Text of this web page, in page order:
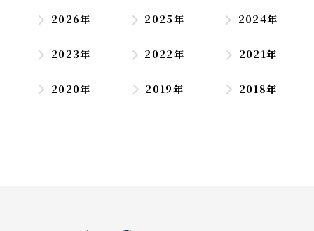
2026年 2025年 2024年
2023年 2022年 2021年
2020年 2019年 2018年